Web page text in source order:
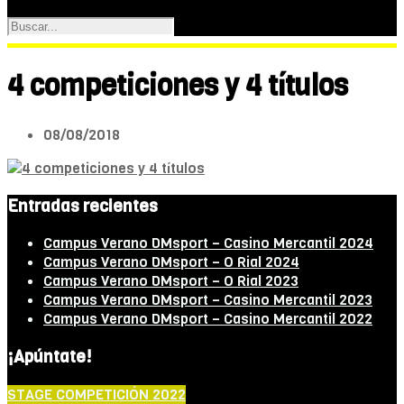
4 competiciones y 4 títulos
08/08/2018
Entradas recientes
Campus Verano DMsport – Casino Mercantil 2024
Campus Verano DMsport – O Rial 2024
Campus Verano DMsport – O Rial 2023
Campus Verano DMsport – Casino Mercantil 2023
Campus Verano DMsport – Casino Mercantil 2022
¡Apúntate!
STAGE COMPETICIÓN 2022